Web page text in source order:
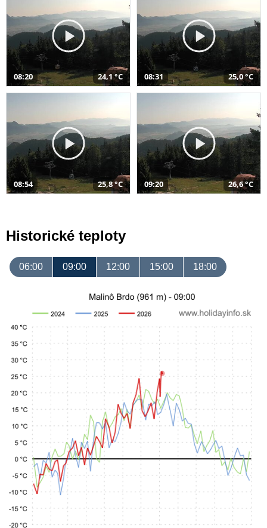
08:20 24,1 °C 08:31 25,0 °C
08:54 25,8 °C 09:20 26,6 °C
Historické teploty
06:00 09:00 12:00 15:00 18:00